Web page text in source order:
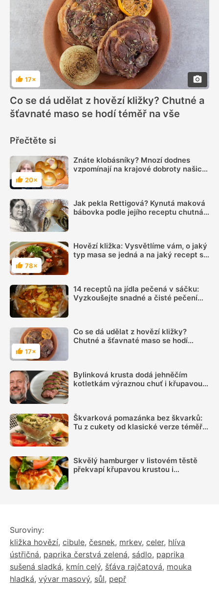
Hodnocení
17×
Co se dá udělat z hovězí kližky? Chutné a
šťavnaté maso se hodí téměř na vše
Přečtěte si
Hodnocení
20×
Znáte klobásníky? Mnozí dodnes
vzpomínají na krajové dobroty našich
Jak pekla Rettigová? Kynutá maková
bábovka podle jejího receptu chutná
Hodnocení
78×
Hovězí kližka: Vysvětlíme vám, o jaký
typ masa se jedná a na jaký recept se
14 receptů na jídla pečená v sáčku:
Vyzkoušejte snadné a čisté pečení
Hodnocení
17×
Co se dá udělat z hovězí kližky?
Chutné a šťavnaté maso se hodí
Bylinková krusta dodá jehněčím
kotletkám výraznou chuť i křupavou
Škvarková pomazánka bez škvarků:
Tu z cukety od klasické verze téměř
Skvělý hamburger v listovém těstě
překvapí křupavou krustou i
Suroviny:
kližka hovězí, cibule, česnek, mrkev, celer, hlíva
ústřičná, paprika čerstvá zelená, sádlo, paprika
sušená sladká, kmín celý, šťáva rajčatová, mouka
hladká, vývar masový, sůl, pepř